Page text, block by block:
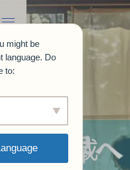
外工作或
might be
language. Do
to: